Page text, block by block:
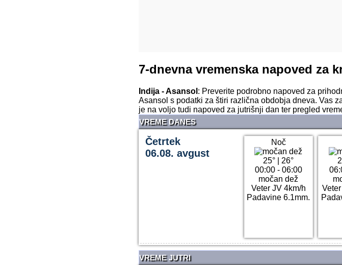
7-dnevna vremenska napoved za
Indija - Asansol : Preverite podrobno napoved za
Asansol s podatki za štiri različna obdobja dneva. Vas
je na voljo tudi napoved za jutrišnji dan ter pregled
VREME DANES
Četrtek
06.08. avgust
Noč
25°
26°
00:00 - 06:00
močan dež
Veter JV 4km/h
Padavine 6.1mm.
VREME JUTRI